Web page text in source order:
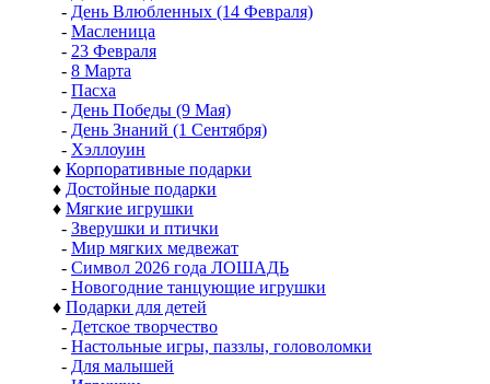
- День Влюбленных (14 Февраля)
- Масленица
- 23 Февраля
- 8 Марта
- Пасха
- День Победы (9 Мая)
- День Знаний (1 Сентября)
- Хэллоуин
♦ Корпоративные подарки
♦ Достойные подарки
♦ Мягкие игрушки
- Зверушки и птички
- Мир мягких медвежат
- Символ 2026 года ЛОШАДЬ
- Новогодние танцующие игрушки
♦ Подарки для детей
- Детское творчество
- Настольные игры, паззлы, головоломки
- Для малышей